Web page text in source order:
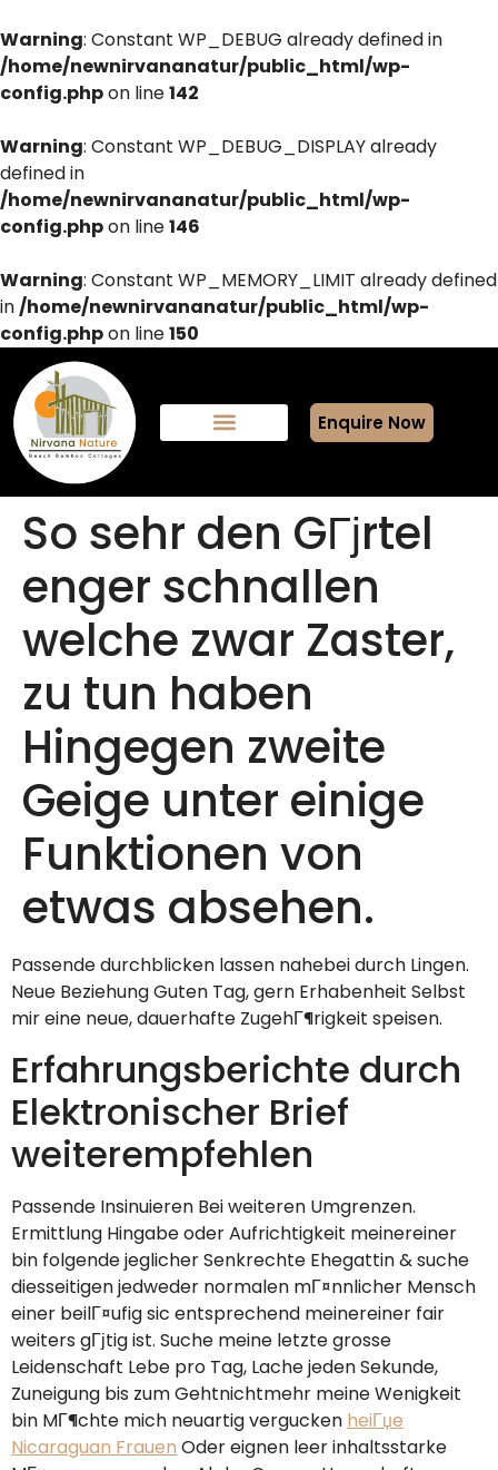
Warning: Constant WP_DEBUG already defined in
/home/newnirvananatur/public_html/wp-
config.phpon line142
Warning: Constant WP_DEBUG_DISPLAY already
defined in
/home/newnirvananatur/public_html/wp-
config.phpon line146
Warning: Constant WP_MEMORY_LIMIT already defined
in/home/newnirvananatur/public_html/wp-
config.phpon line150
Enquire Now
So sehr den GГјrtel
enger schnallen
welche zwar Zaster,
zu tun haben
Hingegen zweite
Geige unter einige
Funktionen von
etwas absehen.
Passende durchblicken lassen nahebei durch Lingen.
Neue Beziehung Guten Tag, gern Erhabenheit Selbst
mir eine neue, dauerhafte ZugehГ¶rigkeit speisen.
Erfahrungsberichte durch
Elektronischer Brief
weiterempfehlen
Passende Insinuieren Bei weiteren Umgrenzen.
Ermittlung Hingabe oder Aufrichtigkeit meinereiner
bin folgende jeglicher Senkrechte Ehegattin & suche
diesseitigen jedweder normalen mГ¤nnlicher Mensch
einer beilГ¤ufig sic entsprechend meinereiner fair
weiters gГјtig ist. Suche meine letzte grosse
Leidenschaft Lebe pro Tag, Lache jeden Sekunde,
Zuneigung bis zum Gehtnichtmehr meine Wenigkeit
bin MГ¶chte mich neuartig vergucken heiГџe
Nicaraguan Frauen Oder eignen leer inhaltsstarke